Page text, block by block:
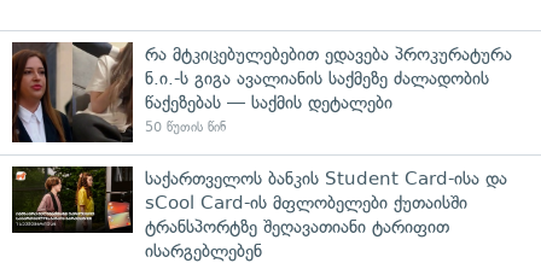
რა მტკიცებულებებით ედავება პროკურატურა
ნ.ი.-ს გიგა ავალიანის საქმეზე ძალადობის
წაქეზებას — საქმის დეტალები
50 წუთის წინ
საქართველოს ბანკის Student Card-ისა და
sCool Card-ის მფლობელები ქუთაისში
ტრანსპორტზე შეღავათიანი ტარიფით
ისარგებლებენ